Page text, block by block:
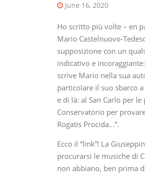
June 16, 2020
Ho scritto più volte – en
Mario Castelnuovo-
supposizione con un
indicativo e
scrive Mario nella sua
particolare il suo sbarco
e di là: al San Carlo per
Conservatorio per
Rogatis Procida…”.
Ecco il “link”! La
procurarsi le musiche di
non abbiano, ben prima